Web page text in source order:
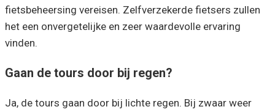
fietsbeheersing vereisen. Zelfverzekerde fietsers zullen
het een onvergetelijke en zeer waardevolle ervaring
vinden.
Gaan de tours door bij regen?
Ja, de tours gaan door bij lichte regen. Bij zwaar weer